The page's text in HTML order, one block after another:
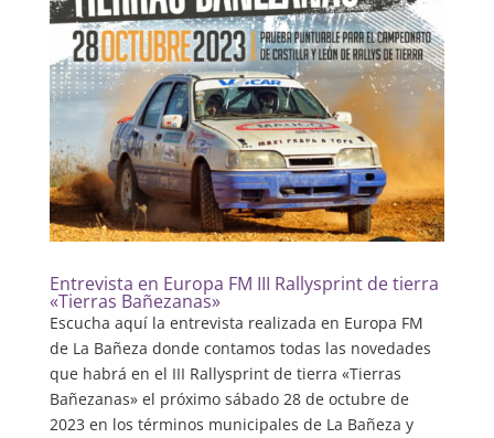
Entrevista en Europa FM III Rallysprint de tierra
«Tierras Bañezanas»
Escucha aquí la entrevista realizada en Europa FM
de La Bañeza donde contamos todas las novedades
que habrá en el III Rallysprint de tierra «Tierras
Bañezanas» el próximo sábado 28 de octubre de
2023 en los términos municipales de La Bañeza y